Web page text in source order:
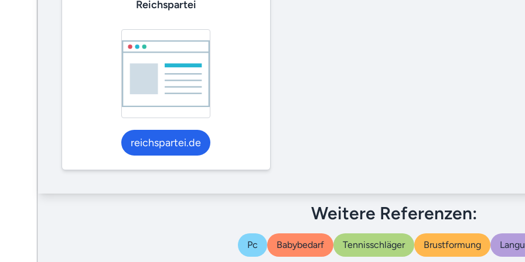
Reichspartei
reichspartei.de
Weitere Referenzen:
Pc Babybedarf Tennisschläger Brustformung